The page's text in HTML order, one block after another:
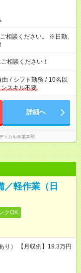
相談ください！
由 / シフト勤務 / 10名以
スキル不要
詳細へ
ィカル事業本部
／軽作業（日
クOK
り） 【月収例】19.3万円